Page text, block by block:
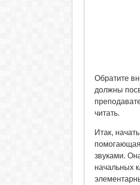
Обратите
должны
читать.
Итак,
помогающая
звуками.
начальных